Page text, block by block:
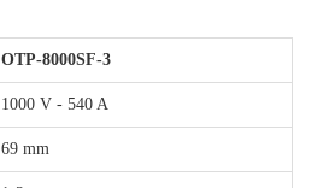
OTP-8000SF-3
1000 V - 540 A
69 mm